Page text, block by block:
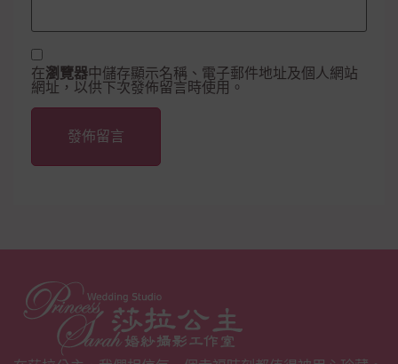
在瀏覽器中儲存顯示名稱、電子郵件地址及個人網站
網址，以供下次發佈留言時使用。